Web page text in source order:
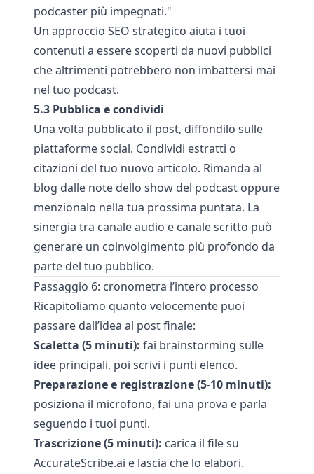
podcaster più impegnati."
Un approccio SEO strategico aiuta i tuoi
contenuti a essere scoperti da nuovi pubblici
che altrimenti potrebbero non imbattersi mai
nel tuo podcast.
5.3 Pubblica e condividi
Una volta pubblicato il post, diffondilo sulle
piattaforme social. Condividi estratti o
citazioni del tuo nuovo articolo. Rimanda al
blog dalle note dello show del podcast oppure
menzionalo nella tua prossima puntata. La
sinergia tra canale audio e canale scritto può
generare un coinvolgimento più profondo da
parte del tuo pubblico.
Passaggio 6: cronometra l’intero processo
Ricapitoliamo quanto velocemente puoi
passare dall’idea al post finale:
Scaletta (5 minuti): fai brainstorming sulle
idee principali, poi scrivi i punti elenco.
Preparazione e registrazione (5-10 minuti):
posiziona il microfono, fai una prova e parla
seguendo i tuoi punti.
Trascrizione (5 minuti): carica il file su
AccurateScribe.ai e lascia che lo elabori.